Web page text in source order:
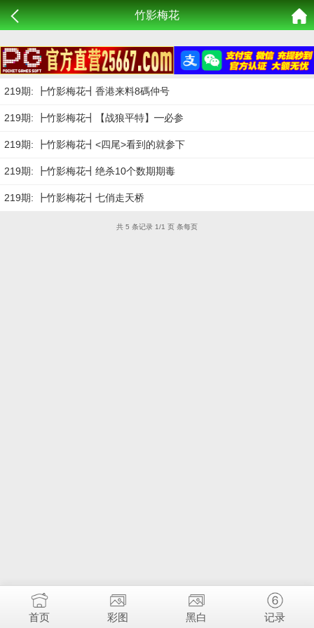
竹影梅花
219期: ┣竹影梅花┫香港来料8碼仲号
219期: ┣竹影梅花┫【战狼平特】━必参
219期: ┣竹影梅花┫<四尾>看到的就参下
219期: ┣竹影梅花┫绝杀10个数期期毒
219期: ┣竹影梅花┫七俏走天桥
共 5 条记录 1/1 页 条每页
首页 彩图 黑白 记录